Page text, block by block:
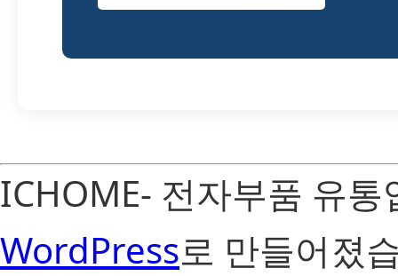
ICHOME- 전자부품 유
WordPress로 만들어졌